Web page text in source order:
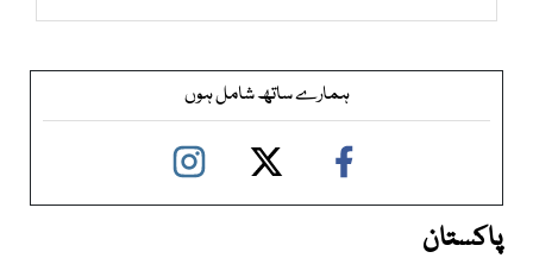
ہمارے ساتھ شامل ہوں
پاکستان